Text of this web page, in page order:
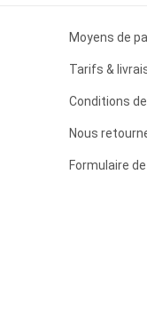
Moyens de
Tarifs &
Conditions
Nous
Formulaire